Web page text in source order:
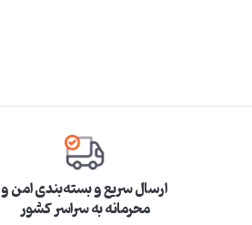
ارسال سریع و بسته‌بندی امن و
محرمانه به سراسر کشور